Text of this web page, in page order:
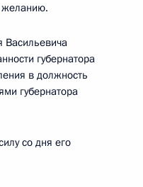
желанию.
Васильевича
губернатора
в должность
губернатора
со дня его